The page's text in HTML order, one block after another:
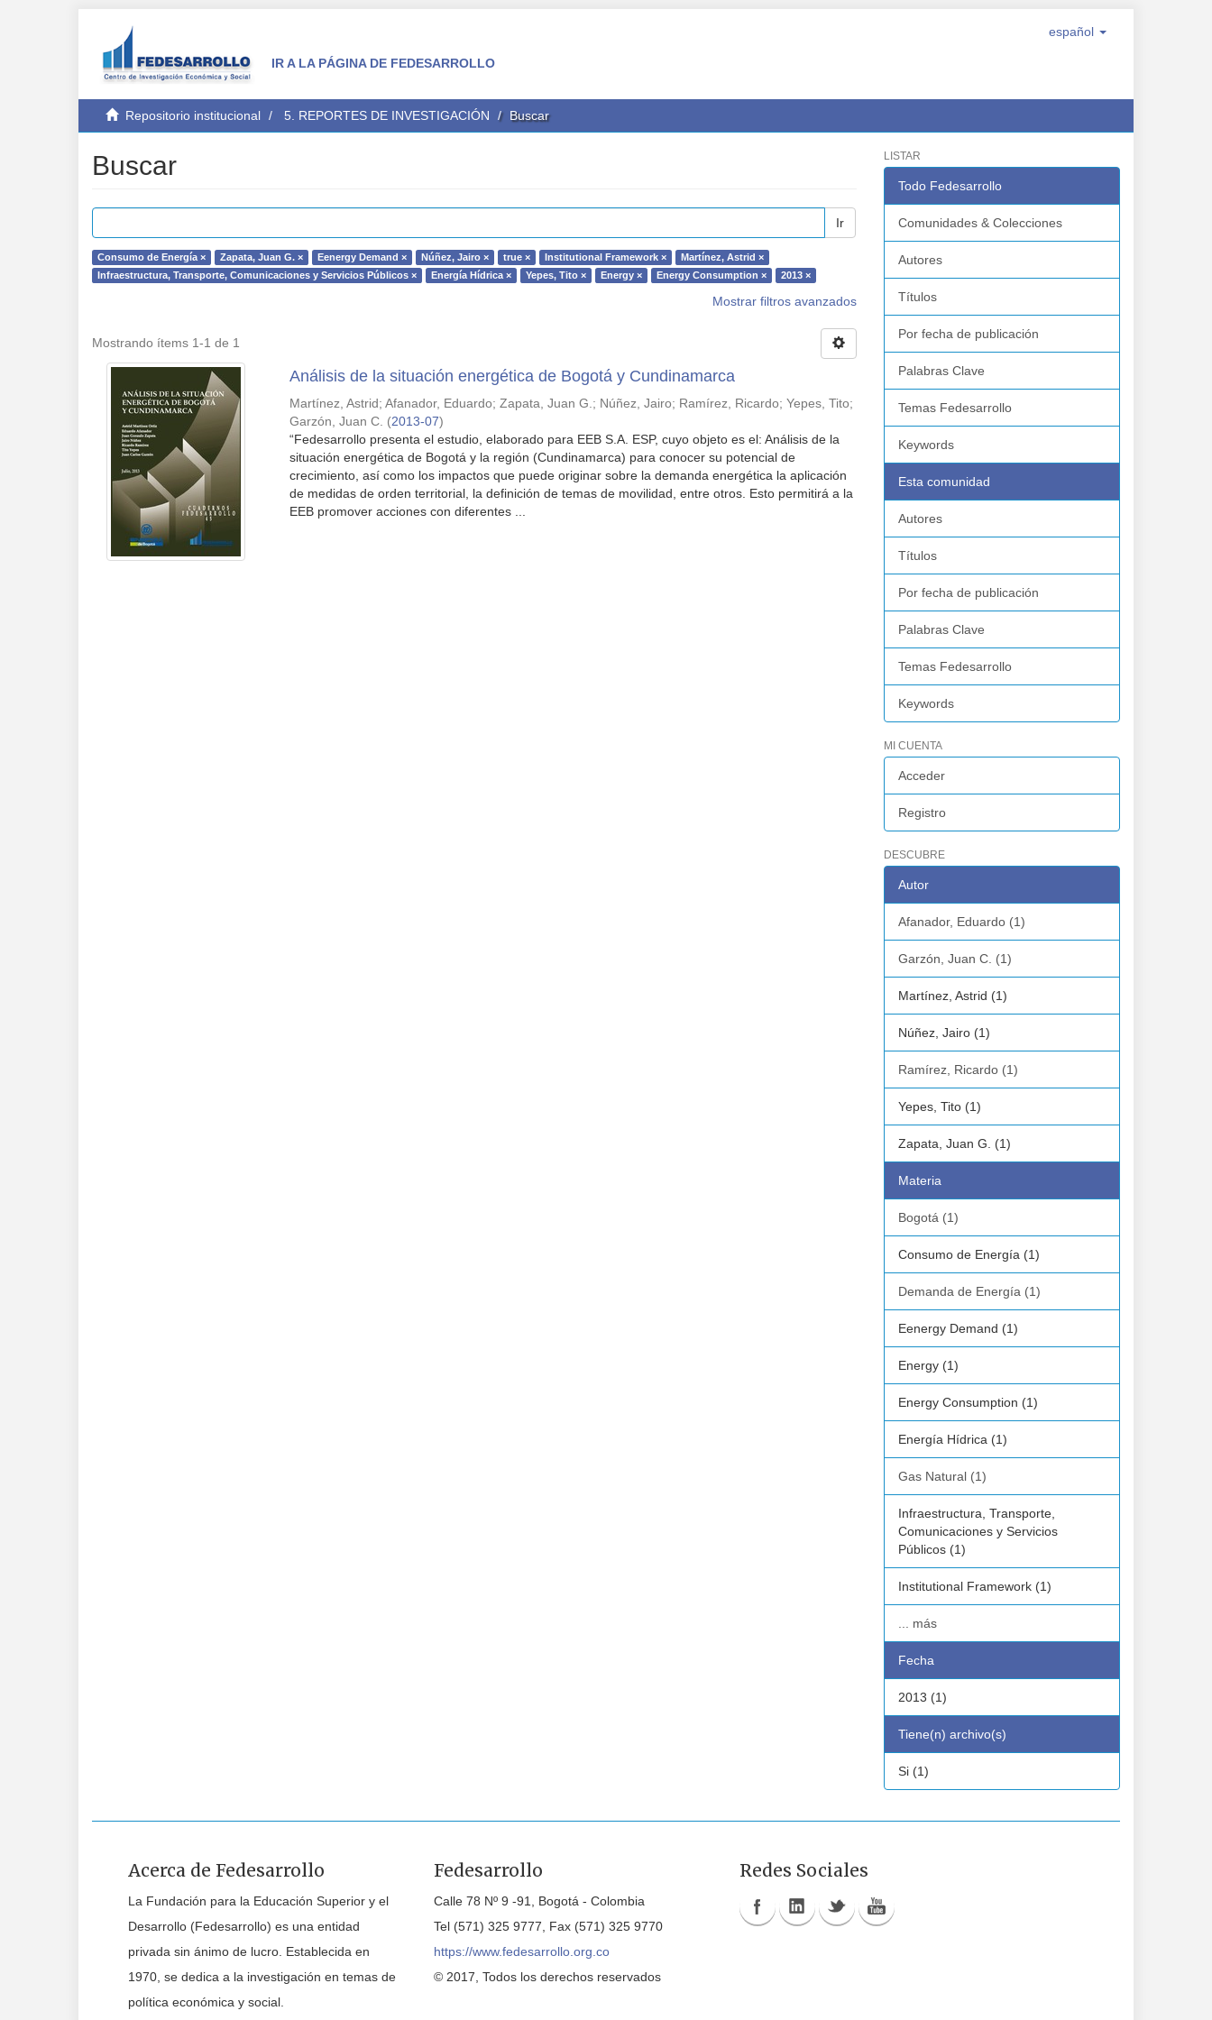
IR A LA PÁGINA DE FEDESARROLLO
español
Repositorio institucional 5. REPORTES DE INVESTIGACIÓN Buscar
Buscar
Ir
Consumo de Energía × Zapata, Juan G. × Eenergy Demand × Núñez, Jairo × true × Institutional Framework ×
Martínez, Astrid ×
Infraestructura, Transporte, Comunicaciones y Servicios Públicos ×
Energía Hídrica × Yepes, Tito × Energy × Energy Consumption × 2013 ×
Mostrar filtros avanzados
Mostrando ítems 1-1 de 1
Análisis de la situación energética de Bogotá y Cundinamarca
Martínez, Astrid ;Afanador, Eduardo;Zapata, Juan G.; Núñez, Jairo; Ramírez, Ricardo;Yepes, Tito;
Garzón, Juan C. (2013-07)
“Fedesarrollo presenta el estudio, elaborado para EEB S.A. ESP, cuyo objeto es el: Análisis de la
situación energética de Bogotá y la región (Cundinamarca) para conocer su potencial de
crecimiento, así como los impactos que puede originar sobre la demanda energética la aplicación
de medidas de orden territorial, la definición de temas de movilidad, entre otros. Esto permitirá a la
EEB promover acciones con diferentes ...
LISTAR
Todo Fedesarrollo
Comunidades & Colecciones
Autores
Títulos
Por fecha de publicación
Palabras Clave
Temas Fedesarrollo
Keywords
Esta comunidad
Autores
Títulos
Por fecha de publicación
Palabras Clave
Temas Fedesarrollo
Keywords
MI CUENTA
Acceder
Registro
DESCUBRE
Autor
Afanador, Eduardo (1)
Garzón, Juan C. (1)
Martínez, Astrid (1)
Núñez, Jairo (1)
Ramírez, Ricardo (1)
Yepes, Tito (1)
Zapata, Juan G. (1)
Materia
Bogotá (1)
Consumo de Energía (1)
Demanda de Energía (1)
Eenergy Demand (1)
Energy (1)
Energy Consumption (1)
Energía Hídrica (1)
Gas Natural (1)
Infraestructura, Transporte,
Comunicaciones y Servicios
Públicos (1)
Institutional Framework (1)
... más
Fecha
2013 (1)
Tiene(n) archivo(s)
Si (1)
Acerca de Fedesarrollo
La Fundación para la Educación Superior y el
Desarrollo (Fedesarrollo) es una entidad
privada sin ánimo de lucro. Establecida en
1970, se dedica a la investigación en temas de
política económica y social.
Fedesarrollo
Calle 78 Nº 9 -91, Bogotá - Colombia
Tel (571) 325 9777, Fax (571) 325 9770
https://www.fedesarrollo.org.co
© 2017, Todos los derechos reservados
Redes Sociales